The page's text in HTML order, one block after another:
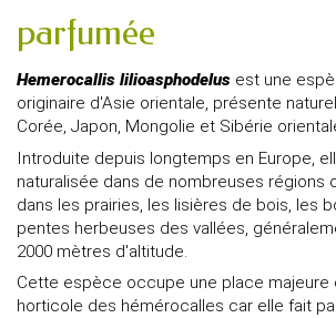
parfumée
Hemerocallis lilioasphodelus est une
originaire d'Asie orientale, présente
Corée, Japon, Mongolie et Sibérie
Introduite depuis longtemps en Europe,
naturalisée dans de nombreuses régions
dans les prairies, les lisières de bois, les
pentes herbeuses des vallées,
2000 mètres d'altitude.
Cette espèce occupe une place majeure
horticole des hémérocalles car elle fait